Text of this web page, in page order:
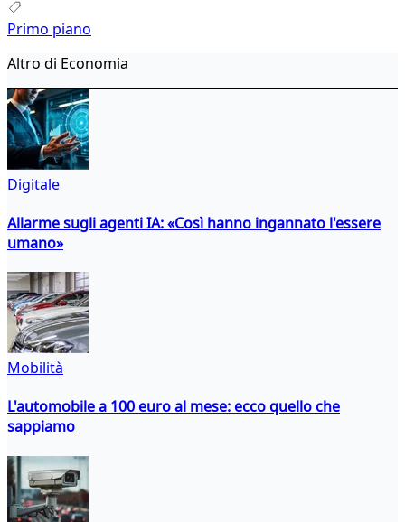
Primo piano
Altro di Economia
Digitale
Allarme sugli agenti IA: «Così hanno ingannato l'essere
umano»
Mobilità
L'automobile a 100 euro al mese: ecco quello che
sappiamo